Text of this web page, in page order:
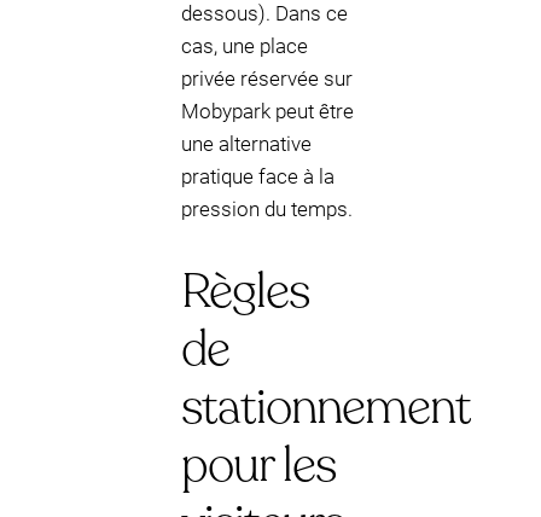
dessous). Dans ce
cas, une place
privée réservée sur
Mobypark peut être
une alternative
pratique face à la
pression du temps.
Règles
de
stationnement
pour les